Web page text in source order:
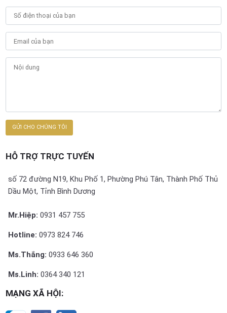
HỖ TRỢ TRỰC TUYẾN
số 72 đường N19, Khu Phố 1, Phường Phú Tân, Thành Phố Thủ
Dầu Một, Tỉnh Bình Dương
Mr.Hiệp: 0931 457 755
Hotline: 0973 824 746
Ms.Thắng: 0933 646 360
Ms.Linh: 0364 340 121
MẠNG XÃ HỘI: